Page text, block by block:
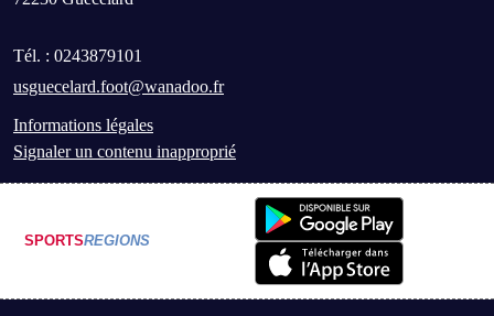
Tél. : 0243879101
usguecelard.foot@wanadoo.fr
Informations légales
Signaler un contenu inapproprié
SPORTSREGIONS